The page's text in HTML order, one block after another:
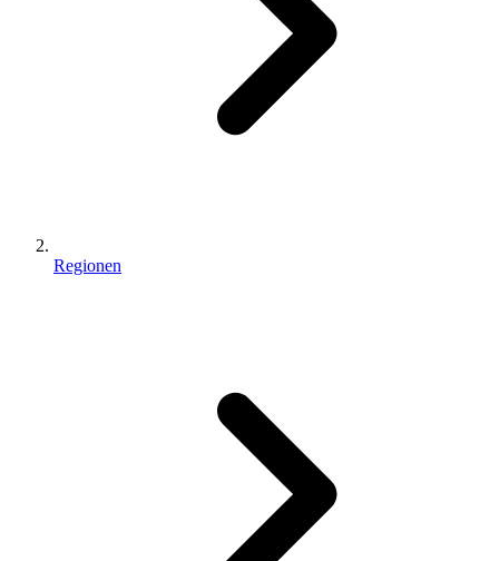
Regionen